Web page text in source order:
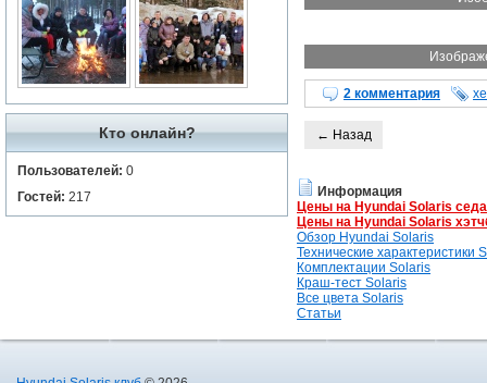
Кто онлайн?
Пользователей: 0
Гостей: 217
2 комментария
← Назад
Информация
Цены на Hyundai Solaris
Цены на Hyundai Solaris
Обзор Hyundai Solaris
Технические характеристики
Комплектации Solaris
Краш-тест Solaris
Все цвета Solaris
Статьи